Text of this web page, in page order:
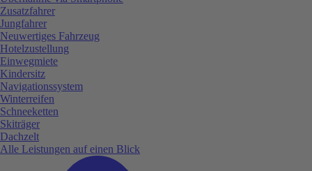
Zusatzfahrer
Jungfahrer
Neuwertiges Fahrzeug
Hotelzustellung
Einwegmiete
Kindersitz
Navigationssystem
Winterreifen
Schneeketten
Skiträger
Dachzelt
Alle Leistungen auf einen Blick